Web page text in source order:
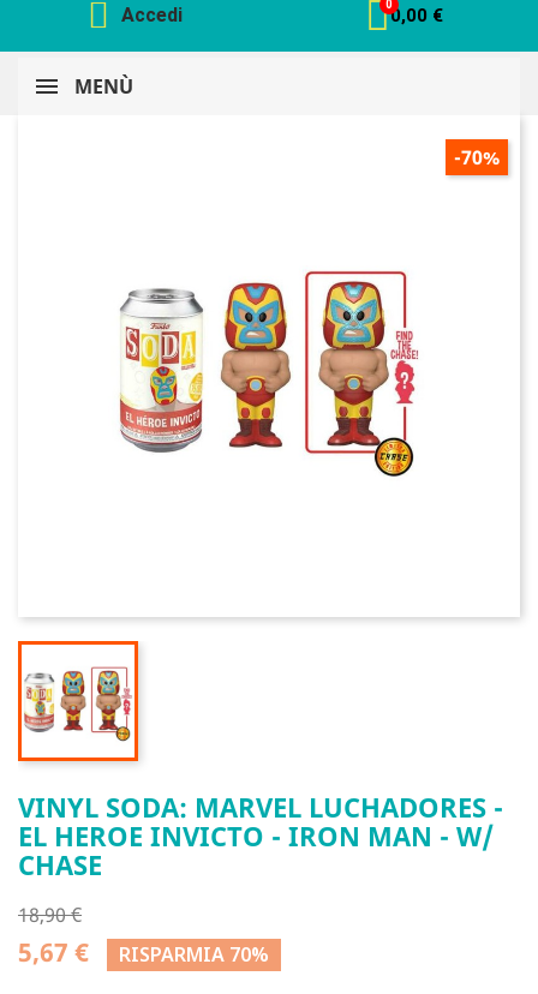
Accedi 0,00 €
MENÙ
-70%
VINYL SODA: MARVEL LUCHADORES -
EL HEROE INVICTO - IRON MAN - W/
CHASE
18,90 €
5,67 € RISPARMIA 70%